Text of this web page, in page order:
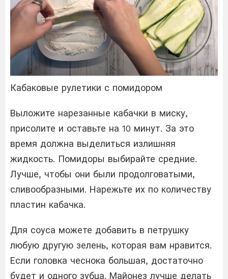
Кабаковые рулетики с помидором
Выложите нарезанные кабачки в миску,
присолите и оставьте на 10 минут. За это
время должна выделиться излишняя
жидкость. Помидоры выбирайте средние.
Лучше, чтобы они были продолговатыми,
сливообразными. Нарежьте их по количеству
пластин кабачка.
Для соуса можете добавить в петрушку
любую другую зелень, которая вам нравится.
Если головка чеснока большая, достаточно
будет и одного зубца. Майонез лучше делать